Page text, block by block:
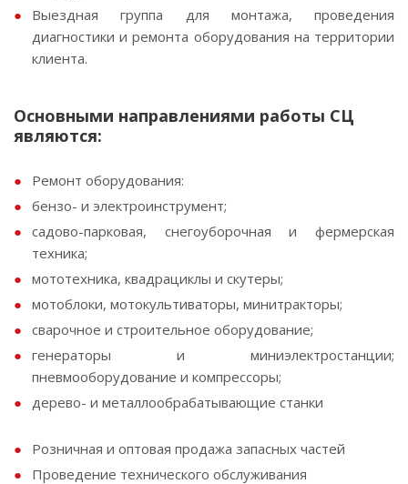
Выездная группа для монтажа, проведения
диагностики и ремонта оборудования на территории
клиента.
Основными направлениями работы СЦ
являются:
Ремонт оборудования:
бензо- и электроинструмент;
садово-парковая, снегоуборочная и фермерская
техника;
мототехника, квадрациклы и скутеры;
мотоблоки, мотокультиваторы, минитракторы;
сварочное и строительное оборудование;
генераторы и миниэлектростанции;
пневмооборудование и компрессоры;
дерево- и металлообрабатывающие станки
Розничная и оптовая продажа запасных частей
Проведение технического обслуживания